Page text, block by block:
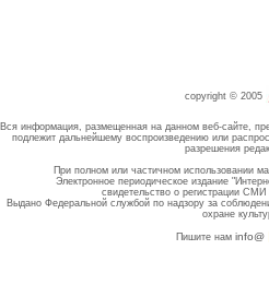
copyright © 2005
Вся информация, размещенная на данном веб-сайте,
подлежит дальнейшему воспроизведению или
разрешения
При полном или частичном использовании
Электронное периодическое издание
свидетельство о регистрации
Выдано Федеральной службой по надзору за
охране
Пишите намinfo@